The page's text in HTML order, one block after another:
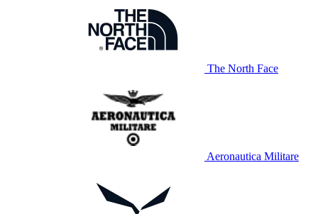
The North Face
Aeronautica Militare